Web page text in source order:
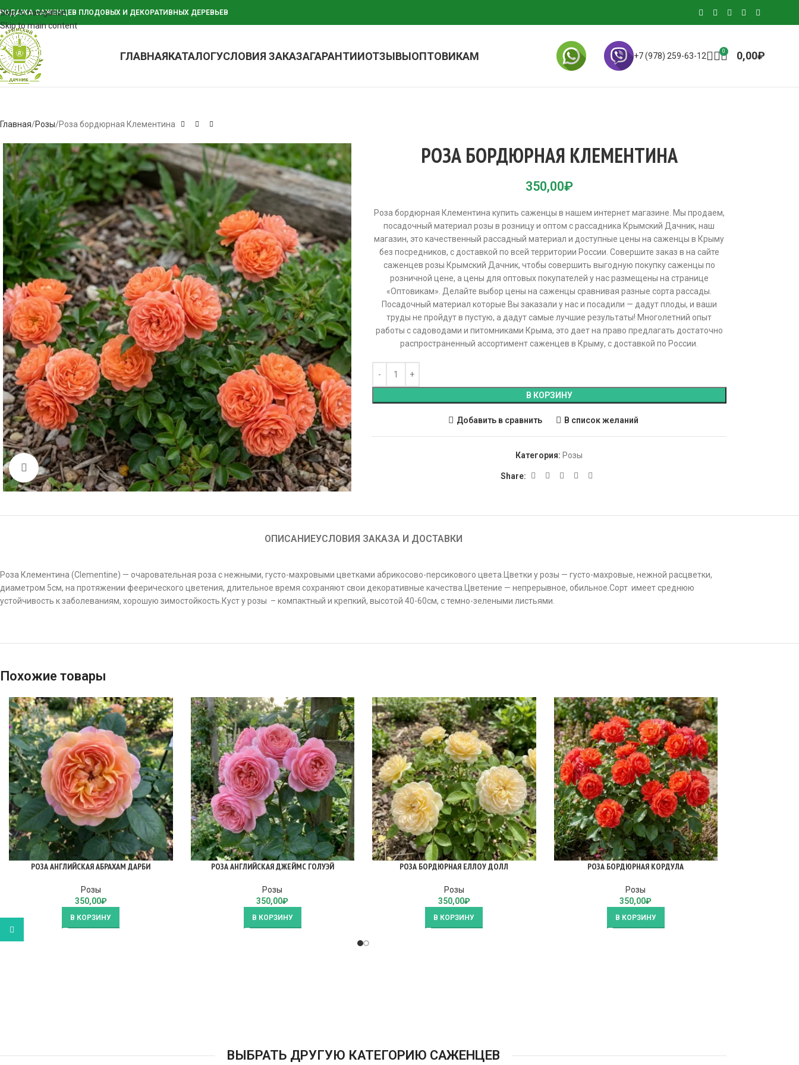
Skip to navigation
Skip to main content
САЖЕНЦЕВ ПЛОДОВЫХ И ДЕКОРАТИВНЫХ ДЕРЕВЬЕВ
ГЛАВНАЯКАТАЛОГУСЛОВИЯ ЗАКАЗАГАРАНТИИОТЗЫВЫОПТОВИКАМ +7 (978) 259-63-12 0 0,00₽
Главная Розы Роза бордюрная Клементина
Click to enlarge
РОЗА БОРДЮРНАЯ КЛЕМЕНТИНА
350,00₽
Роза бордюрная Клементина купить саженцы в нашем интернет магазине. Мы продаем,
посадочный материал розы в розницу и оптом с рассадника Крымский Дачник, наш
магазин, это качественный рассадный материал и доступные цены на саженцы в Крыму
без посредников, с доставкой по всей территории России. Совершите заказ в на сайте
саженцев розы Крымский Дачник, чтобы совершить выгодную покупку саженцы по
розничной цене, а цены для оптовых покупателей у нас размещены на странице
«Оптовикам». Делайте выбор цены на саженцы сравнивая разные сорта рассады.
Посадочный материал которые Вы заказали у нас и посадили — дадут плоды, и ваши
труды не пройдут в пустую, а дадут самые лучшие результаты! Многолетний опыт
работы с садоводами и питомниками Крыма, это дает на право предлагать достаточно
распространенный ассортимент саженцев в Крыму, с доставкой по России.
В КОРЗИНУ
Добавить в сравнить В список желаний
Категория: Розы
Share:
ОПИСАНИЕУСЛОВИЯ ЗАКАЗА И ДОСТАВКИ
Роза Клементина (Clementinе) — очаровательная роза с нежными, густо-махровыми цветками абрикосово-персикового цвета.Цветки у розы — густо-махровые, нежной расцветки,
диаметром 5см, на протяжении феерического цветения, длительное время сохраняют свои декоративные качества.Цветение — непрерывное, обильное.Сорт имеет среднюю
устойчивость к заболеваниям, хорошую зимостойкость.Куст у розы – компактный и крепкий, высотой 40-60см, с темно-зелеными листьями.
Похожие товары
РОЗА АНГЛИЙСКАЯ АБРАХАМ ДАРБИ
Розы
350,00₽
В КОРЗИНУ
РОЗА АНГЛИЙСКАЯ ДЖЕЙМС ГОЛУЭЙ
Розы
350,00₽
В КОРЗИНУ
РОЗА БОРДЮРНАЯ ЕЛЛОУ ДОЛЛ
Розы
350,00₽
В КОРЗИНУ
РОЗА БОРДЮРНАЯ КОРДУЛА
Розы
350,00₽
В КОРЗИНУ
ВЫБРАТЬ ДРУГУЮ КАТЕГОРИЮ САЖЕНЦЕВ
WhatsApp